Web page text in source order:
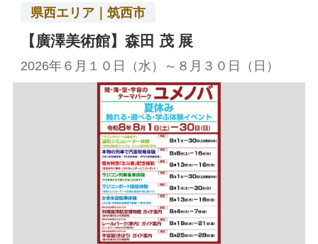
県西エリア｜筑西市
【廣澤美術館】森田 茂 展
2026年６月１０日（水）～８月３０日（日）